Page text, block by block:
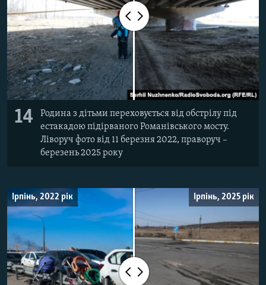
14
Родина з дітьми переховується від обстрілу під
естакадою підірваного Романівського мосту.
Ліворуч фото від 11 березня 2022, праворуч –
березень 2025 року
Ірпінь, 2022 рік Ірпінь, 2025 рік